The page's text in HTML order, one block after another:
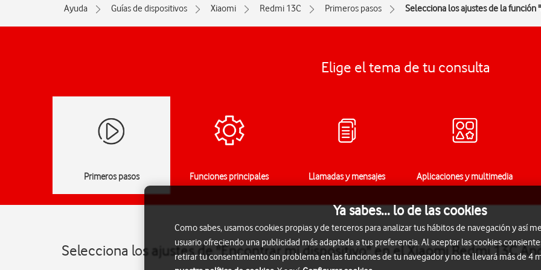
Ayuda Guías de dispositivos Xiaomi Redmi 13C Primeros pasos Selecciona los ajustes de la función
Elige el tema de tu consulta
Primeros pasos Funciones principales Llamadas y mensajes Aplicaciones y multimedia
Selecciona los ajustes de "Encontrar mi dispositivo" en el Xiaomi Redmi 13C
Ya sabes... lo de las cookies
Como sabes, usamos cookies propias y de terceros para analizar tus hábitos de navegación y así
usuario ofreciendo una publicidad más adaptada a tus preferencia. Al aceptar las cookies
retirar tu consentimiento sin problema en las funciones de tu navegador y no te llevará más de 4